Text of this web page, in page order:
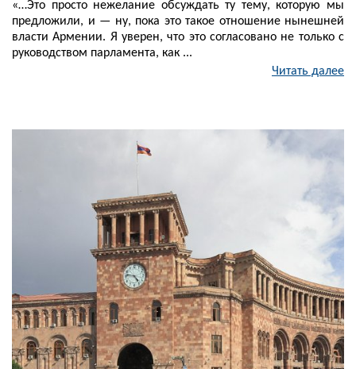
«…Это просто нежелание обсуждать ту тему, которую мы
предложили, и — ну, пока это такое отношение нынешней
власти Армении. Я уверен, что это согласовано не только с
руководством парламента, как ...
Читать далее